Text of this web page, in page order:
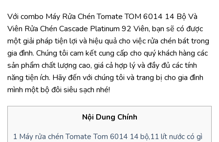
Với combo Máy Rửa Chén Tomate TOM 6014 14 Bộ Và
Viên Rửa Chén Cascade Platinum 92 Viên, bạn sẽ có được
một giải pháp tiện lợi và hiệu quả cho việc rửa chén bát trong
gia đình. Chúng tôi cam kết cung cấp cho quý khách hàng các
sản phẩm chất lượng cao, giá cả hợp lý và đầy đủ các tính
năng tiện ích. Hãy đến với chúng tôi và trang bị cho gia đình
mình một bộ đôi siêu sạch nhé!
Nội Dung Chính
1 Máy rửa chén Tomate Tom 6014 14 bộ,11 lít nước có gì